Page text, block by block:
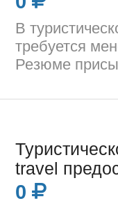
В
требуется
Резюме
travel
0